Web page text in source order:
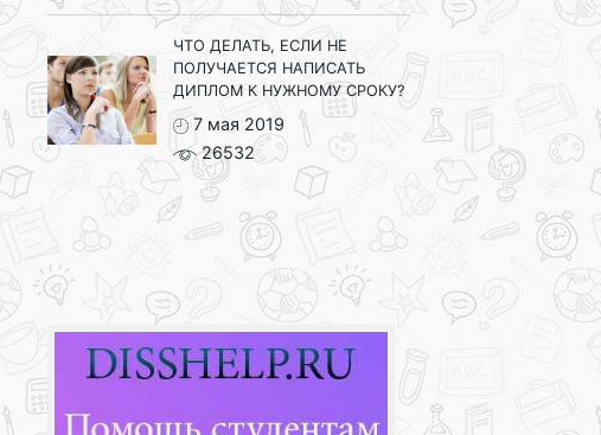
ЧТО ДЕЛАТЬ, ЕСЛИ НЕ
ПОЛУЧАЕТСЯ НАПИСАТЬ
ДИПЛОМ К НУЖНОМУ СРОКУ?
7 мая 2019
26532